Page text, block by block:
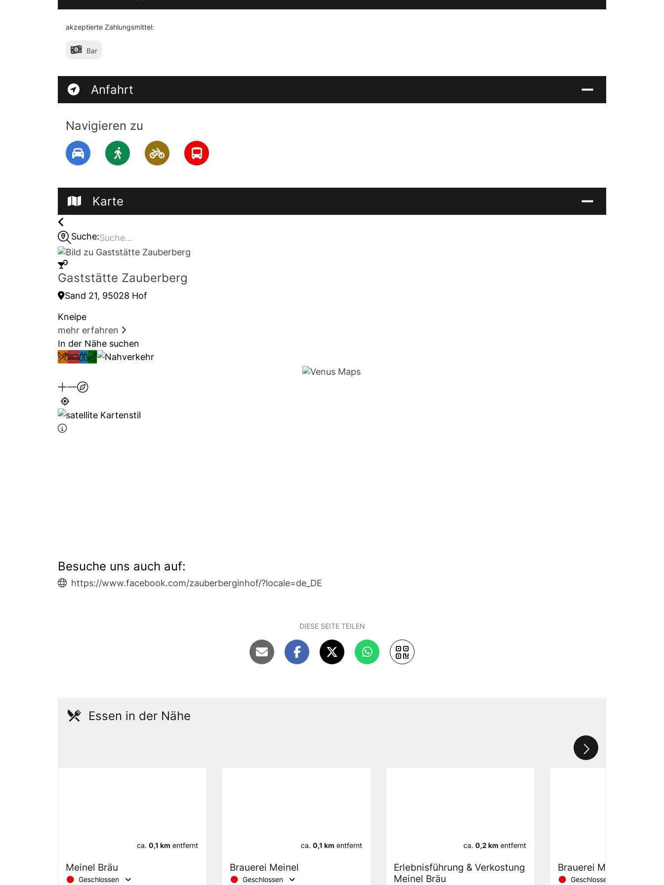
akzeptierte Zahlungsmittel:
Bar
Anfahrt
Navigieren zu
Karte
Suche:
Gaststätte Zauberberg
Sand 21, 95028 Hof
Kneipe
mehr erfahren
In der Nähe suchen
Besuche uns auch auf:
https://www.facebook.com/zauberberginhof/?locale=de_DE
DIESE SEITE TEILEN
Essen in der Nähe
ca. 0,1 km entfernt
Meinel Bräu
Geschlossen
ca. 0,1 km entfernt
Brauerei Meinel
Geschlossen
ca. 0,2 km entfernt
Erlebnisführung & Verkostung
Meinel Bräu
Brauerei Markt Meinel
Geschlossen